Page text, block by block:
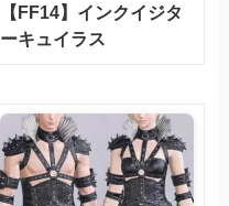
【FF14】インクイジタ
ーキュイラス